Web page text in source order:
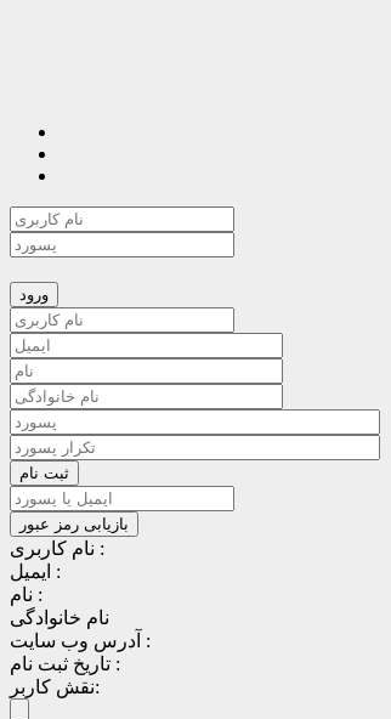
نام کاربری :
ایمیل :
نام :
نام خانوادگی
آدرس وب سایت :
تاریخ ثبت نام :
نقش کاربر: